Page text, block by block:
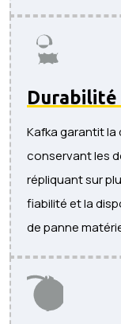
Kafka garantit la
conservant les
répliquant sur
fiabilité et la
de panne